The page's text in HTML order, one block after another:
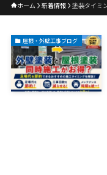
ホーム 新着情報 塗装タイミ
屋根・外壁工事ブログ